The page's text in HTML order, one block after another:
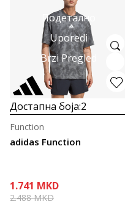
Подетално
Uporedi
Brzi Pregled
Достапна боја:2
adidas Function
Function
1.741 MKD
2.488MKD